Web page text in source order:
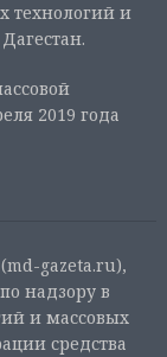
технологий и
2019 года
gazeta.ru),
надзору в
и массовых
средства